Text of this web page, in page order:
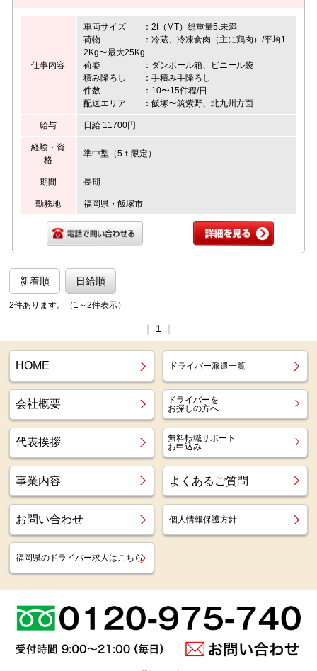
仕事内容
車両サイズ ：2t（MT）総重量5t未満
荷物 ：冷蔵、冷凍食肉（主に鶏肉）/平均1
2Kg〜最大25Kg
荷姿 ：ダンボール箱、ビニール袋
積み降ろし ：手積み手降ろし
件数 ：10〜15件程/日
配送エリア ：飯塚〜筑紫野、北九州方面
給与 日給 11700円
経験・資
格
準中型（5ｔ限定）
期間 長期
勤務地 福岡県・飯塚市
新着順 日給順
2件あります。（1～2件表示）
1
HOME ドライバー派遣一覧
会社概要
ドライバーを
お探しの方へ
代表挨拶
無料転職サポート
お申込み
事業内容 よくあるご質問
お問い合わせ 個人情報保護方針
福岡県のドライバー求人はこちら